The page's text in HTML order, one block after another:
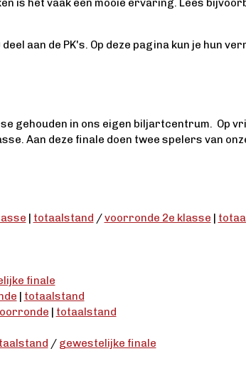
is het vaak een mooie ervaring. Lees
aan de PK's. Op deze pagina kun je hun
gehouden in ons eigen biljartcentrum. Op
Aan deze finale doen twee spelers van
| totaalstand /voorronde 2e klasse |
finale
| totaalstand
| totaalstand
/ gewestelijke finale